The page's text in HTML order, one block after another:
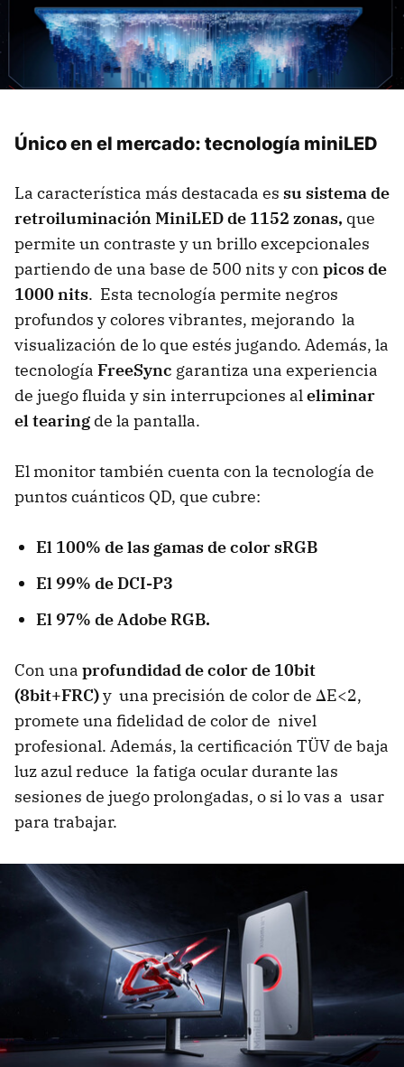
Único en el mercado: tecnología miniLED
La característica más destacada es su sistema de
retroiluminación MiniLED de 1152 zonas, que
permite un contraste y un brillo excepcionales
partiendo de una base de 500 nits y con picos de
1000 nits. Esta tecnología permite negros
profundos y colores vibrantes, mejorando la
visualización de lo que estés jugando. Además, la
tecnología FreeSync garantiza una experiencia
de juego fluida y sin interrupciones aleliminar
el tearing de la pantalla.
El monitor también cuenta con la tecnología de
puntos cuánticos QD, que cubre:
El 100% de las gamas de color sRGB
El 99% de DCI-P3
El 97% de Adobe RGB.
Con una profundidad de color de 10bit
(8bit+FRC)y una precisión de color de ΔE<2,
promete una fidelidad de color de nivel
profesional. Además, la certificación TÜV de baja
luz azul reduce la fatiga ocular durante las
sesiones de juego prolongadas, o si lo vas a usar
para trabajar.